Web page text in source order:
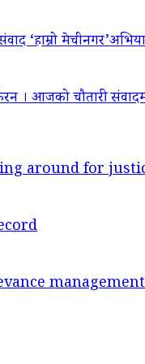
‘हाम्रो
। आजको चौतारी
around for